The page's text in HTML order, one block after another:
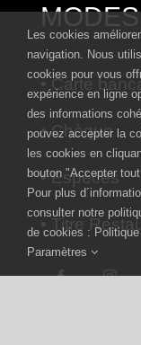
• Carte
• Chèque
• Espèces
• Titre
Les cookies
navigation. Nous
cookies pour vous
expérience en ligne
des informations
pouvez accepter la
les cookies en
bouton "Accepter
Pour plus
consulter notre
de cookies :
Paramètres